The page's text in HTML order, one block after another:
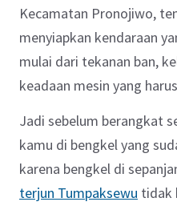
Kecamatan Pronojiwo,
menyiapkan kendaraan
mulai dari tekanan ban,
keadaan mesin yang
Jadi sebelum berangkat
kamu di bengkel yang
karena bengkel di
terjun Tumpaksewu tidak